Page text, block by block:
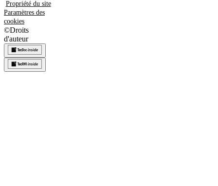
Propriété du site
Paramètres des
cookies
©Droits
d'auteur